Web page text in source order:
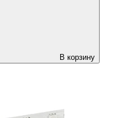
В корзину